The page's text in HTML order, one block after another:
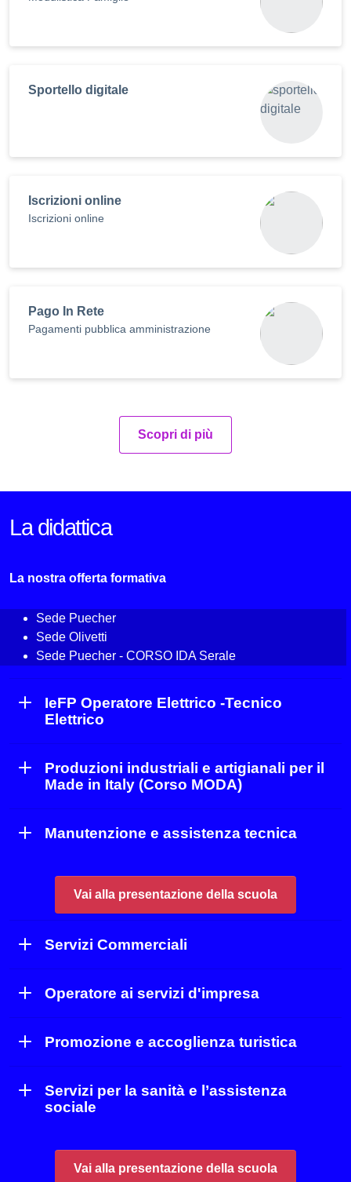
Sportello digitale
Iscrizioni online
Iscrizioni online
Pago In Rete
Pagamenti pubblica amministrazione
Scopri di più
La didattica
La nostra offerta formativa
Sede Puecher
Sede Olivetti
Sede Puecher - CORSO IDA Serale
IeFP Operatore Elettrico -Tecnico
Elettrico
Produzioni industriali e artigianali per il
Made in Italy (Corso MODA)
Manutenzione e assistenza tecnica
Vai alla presentazione della scuola
Servizi Commerciali
Operatore ai servizi d'impresa
Promozione e accoglienza turistica
Servizi per la sanità e l’assistenza
sociale
Vai alla presentazione della scuola